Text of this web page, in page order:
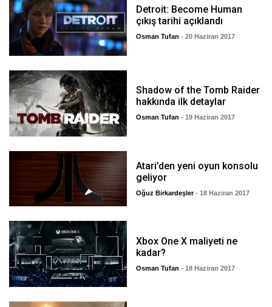
Detroit: Become Human
çıkış tarihi açıklandı
Osman Tufan - 20 Haziran 2017
Shadow of the Tomb Raider
hakkında ilk detaylar
Osman Tufan - 19 Haziran 2017
Atari’den yeni oyun konsolu
geliyor
Oğuz Birkardeşler - 18 Haziran 2017
Xbox One X maliyeti ne
kadar?
Osman Tufan - 18 Haziran 2017